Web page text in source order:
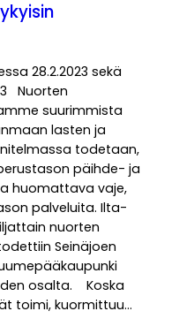
28.2.2023 sekä
Nuorten
suurimmista
lasten ja
todetaan,
päihde- ja
huomattava vaje,
palveluita. Ilta-
nuorten
Seinäjoen
osalta. Koska
toimi, kuormittuu…